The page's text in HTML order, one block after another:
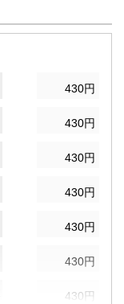
430円
430円
430円
430円
430円
430円
430円